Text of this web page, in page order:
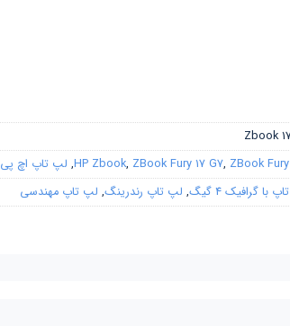
Zbook
HP Zbook, ZBook Fury 17 G7, ZBook
, لپ تاپ اچ پی HP
با گرافیک 4 گیگ , لپ تاپ رندرینگ, لپ تاپ مهندسی